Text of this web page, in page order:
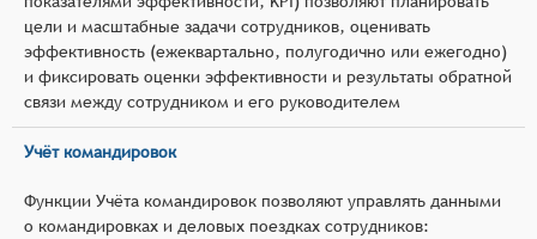
цели и масштабные задачи сотрудников, оценивать
эффективность (ежеквартально, полугодично или ежегодно)
и фиксировать оценки эффективности и результаты обратной
связи между сотрудником и его руководителем
Учёт командировок
Функции Учёта командировок позволяют управлять данными
о командировках и деловых поездках сотрудников: